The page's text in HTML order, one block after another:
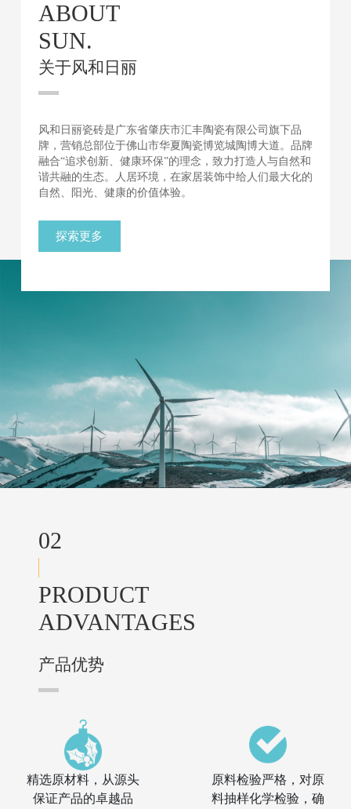
ABOUT
SUN.
关于风和日丽
风和日丽瓷砖是广东省肇庆市汇丰陶瓷有限公司旗下品
牌，营销总部位于佛山市华夏陶瓷博览城陶博大道。品牌
融合“追求创新、健康环保”的理念，致力打造人与自然和
谐共融的生态。人居环境，在家居装饰中给人们最大化的
自然、阳光、健康的价值体验。
探索更多
02
PRODUCT
ADVANTAGES
产品优势
精选原材料，从源头
保证产品的卓越品
原料检验严格，对原
料抽样化学检验，确